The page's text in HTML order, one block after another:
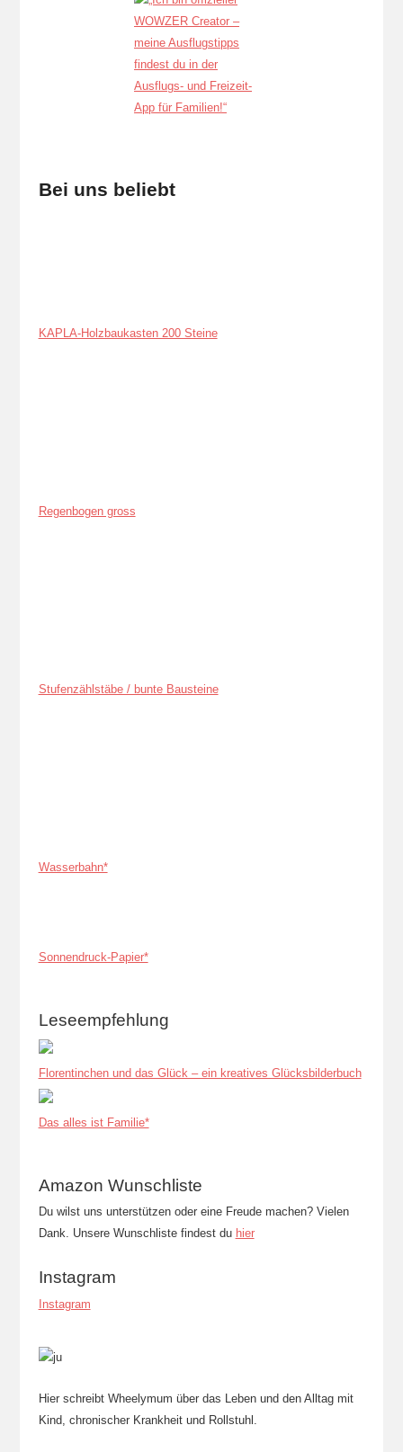
Bei uns beliebt
KAPLA-Holzbaukasten 200 Steine
Regenbogen gross
Stufenzählstäbe / bunte Bausteine
Wasserbahn*
Sonnendruck-Papier*
Leseempfehlung
Florentinchen und das Glück – ein kreatives Glücksbilderbuch
Das alles ist Familie*
Amazon Wunschliste
Du wilst uns unterstützen oder eine Freude machen? Vielen
Dank. Unsere Wunschliste findest du hier
Instagram
Instagram
Hier schreibt Wheelymum über das Leben und den Alltag mit
Kind, chronischer Krankheit und Rollstuhl.